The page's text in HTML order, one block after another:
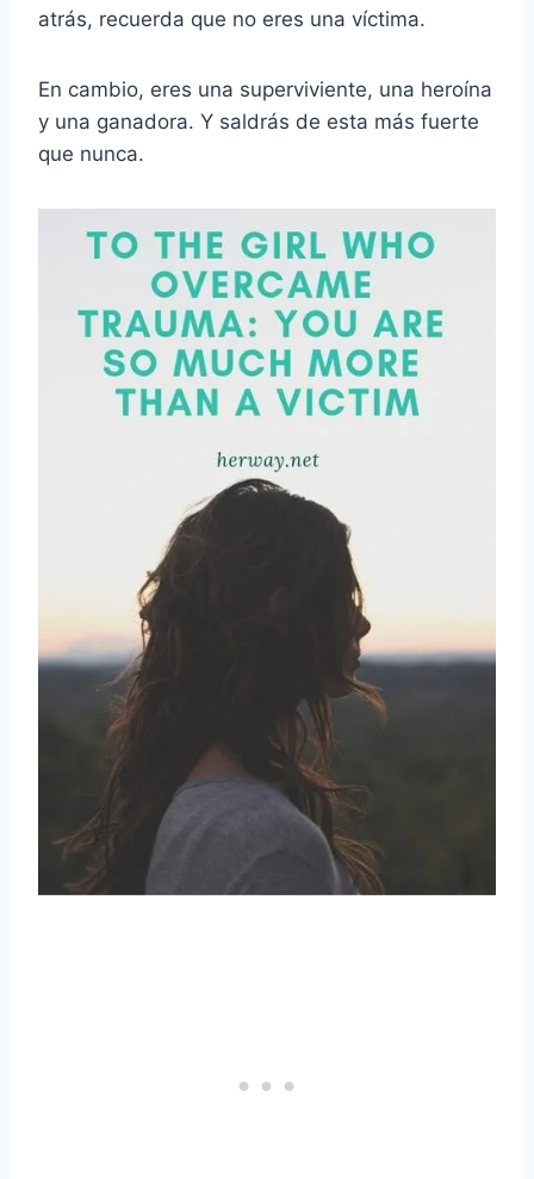
atrás, recuerda que no eres una víctima.
En cambio, eres una superviviente, una heroína
y una ganadora. Y saldrás de esta más fuerte
que nunca.